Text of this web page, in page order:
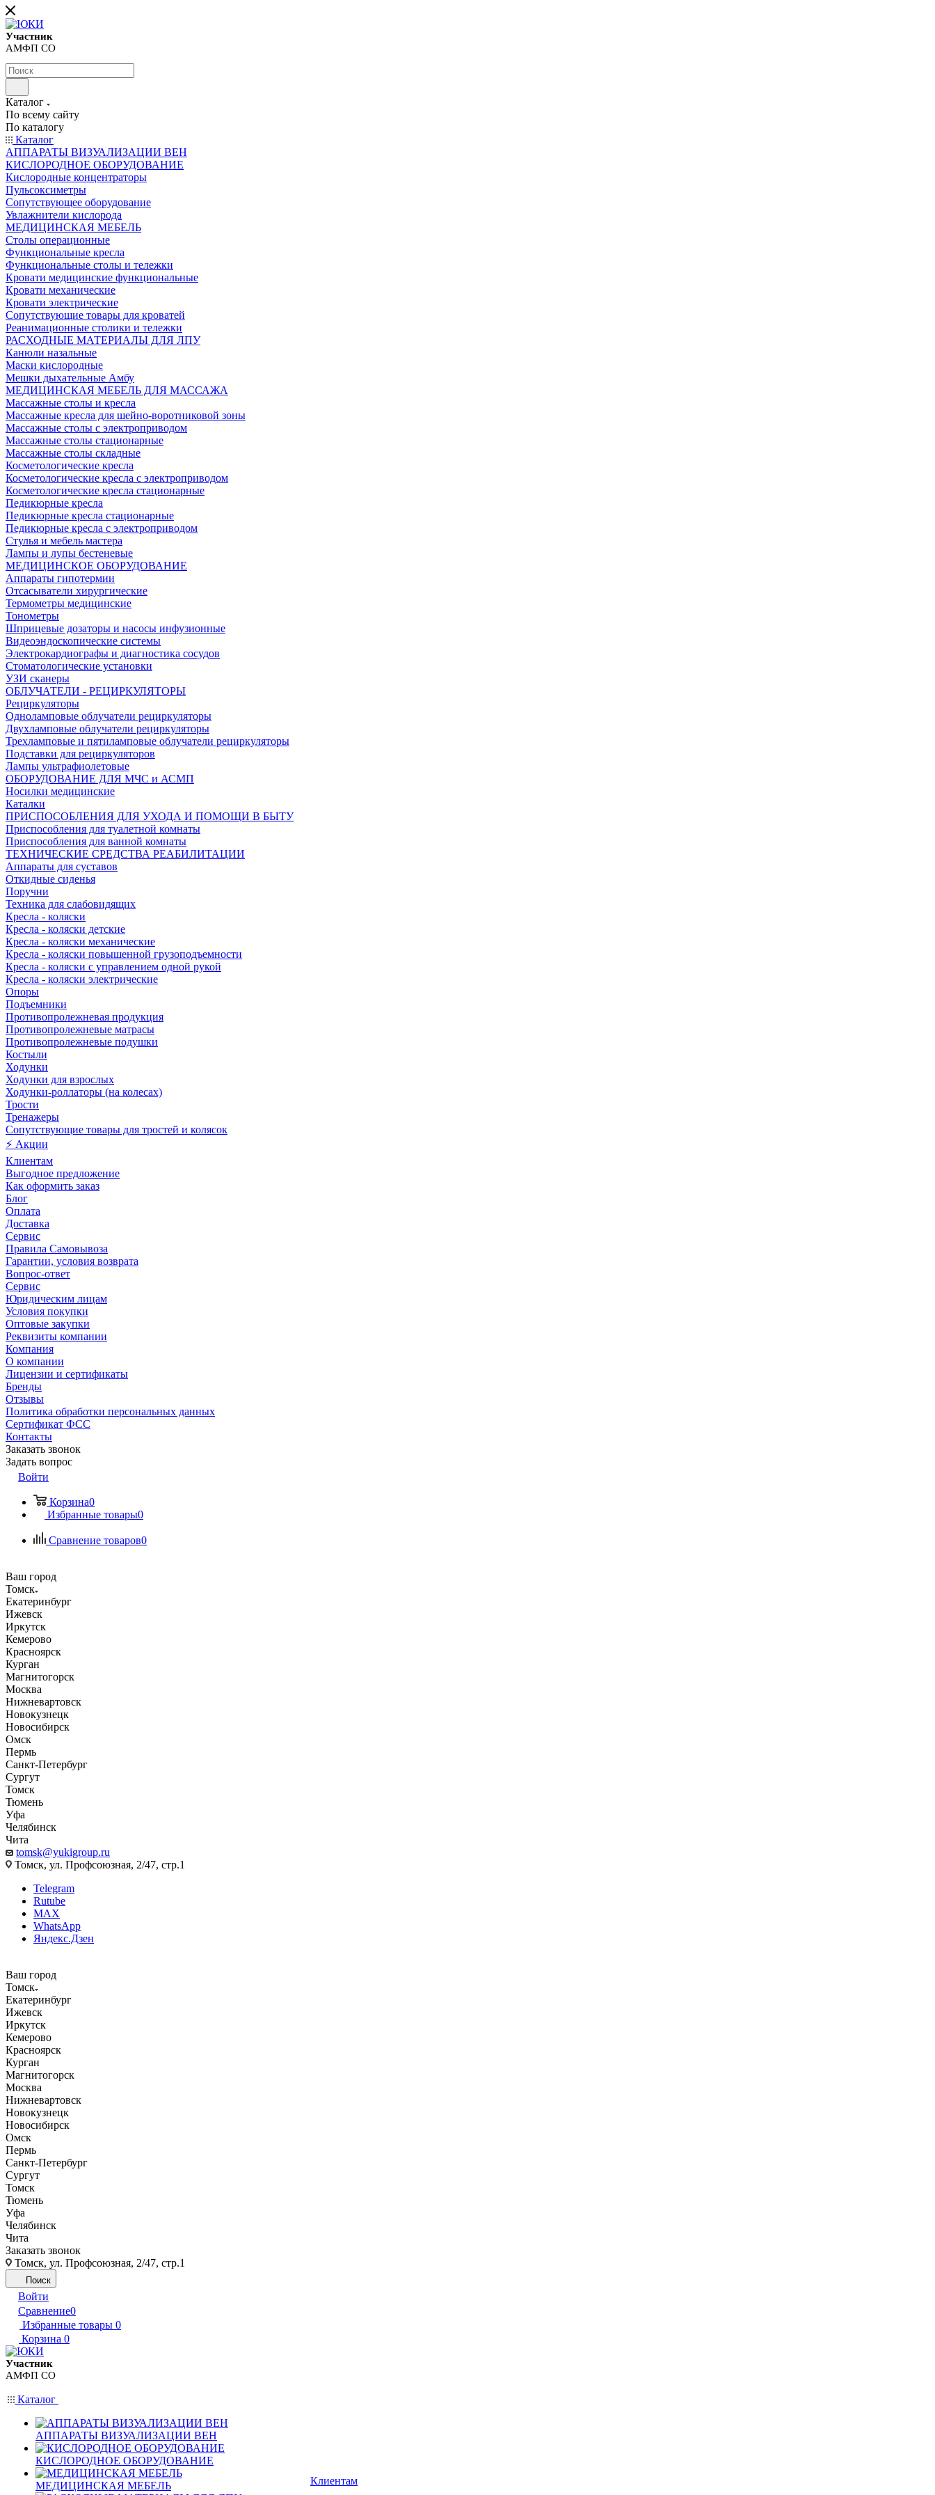
Участник
АМФП СО
Каталог
По всему сайту
По каталогу
Каталог
АППАРАТЫ ВИЗУАЛИЗАЦИИ ВЕН
КИСЛОРОДНОЕ ОБОРУДОВАНИЕ
Кислородные концентраторы
Пульсоксиметры
Сопутствующее оборудование
Увлажнители кислорода
МЕДИЦИНСКАЯ МЕБЕЛЬ
Столы операционные
Функциональные кресла
Функциональные столы и тележки
Кровати медицинские функциональные
Кровати механические
Кровати электрические
Сопутствующие товары для кроватей
Реанимационные столики и тележки
РАСХОДНЫЕ МАТЕРИАЛЫ ДЛЯ ЛПУ
Канюли назальные
Маски кислородные
Мешки дыхательные Амбу
МЕДИЦИНСКАЯ МЕБЕЛЬ ДЛЯ МАССАЖА
Массажные столы и кресла
Массажные кресла для шейно-воротниковой зоны
Массажные столы с электроприводом
Массажные столы стационарные
Массажные столы складные
Косметологические кресла
Косметологические кресла с электроприводом
Косметологические кресла стационарные
Педикюрные кресла
Педикюрные кресла стационарные
Педикюрные кресла с электроприводом
Стулья и мебель мастера
Лампы и лупы бестеневые
МЕДИЦИНСКОЕ ОБОРУДОВАНИЕ
Аппараты гипотермии
Отсасыватели хирургические
Термометры медицинские
Тонометры
Шприцевые дозаторы и насосы инфузионные
Видеоэндоскопические системы
Электрокардиографы и диагностика сосудов
Стоматологические установки
УЗИ сканеры
ОБЛУЧАТЕЛИ - РЕЦИРКУЛЯТОРЫ
Рециркуляторы
Одноламповые облучатели рециркуляторы
Двухламповые облучатели рециркуляторы
Трехламповые и пятиламповые облучатели рециркуляторы
Подставки для рециркуляторов
Лампы ультрафиолетовые
ОБОРУДОВАНИЕ ДЛЯ МЧС и АСМП
Носилки медицинские
Каталки
ПРИСПОСОБЛЕНИЯ ДЛЯ УХОДА И ПОМОЩИ В БЫТУ
Приспособления для туалетной комнаты
Приспособления для ванной комнаты
ТЕХНИЧЕСКИЕ СРЕДСТВА РЕАБИЛИТАЦИИ
Аппараты для суставов
Откидные сиденья
Поручни
Техника для слабовидящих
Кресла - коляски
Кресла - коляски детские
Кресла - коляски механические
Кресла - коляски повышенной грузоподъемности
Кресла - коляски с управлением одной рукой
Кресла - коляски электрические
Опоры
Подъемники
Противопролежневая продукция
Противопролежневые матрасы
Противопролежневые подушки
Костыли
Ходунки
Ходунки для взрослых
Ходунки-роллаторы (на колесах)
Трости
Тренажеры
Сопутствующие товары для тростей и колясок
⚡ Акции
Клиентам
Выгодное предложение
Как оформить заказ
Блог
Оплата
Доставка
Сервис
Правила Самовывоза
Гарантии, условия возврата
Вопрос-ответ
Сервис
Юридическим лицам
Условия покупки
Оптовые закупки
Реквизиты компании
Компания
О компании
Лицензии и сертификаты
Бренды
Отзывы
Политика обработки персональных данных
Сертификат ФСС
Контакты
Заказать звонок
Задать вопрос
Войти
Корзина0
Избранные товары0
Сравнение товаров0
Ваш город
Томск
Екатеринбург
Ижевск
Иркутск
Кемерово
Красноярск
Курган
Магнитогорск
Москва
Нижневартовск
Новокузнецк
Новосибирск
Омск
Пермь
Санкт-Петербург
Сургут
Томск
Тюмень
Уфа
Челябинск
Чита
tomsk@yukigroup.ru
Томск, ул. Профсоюзная, 2/47, стр.1
Telegram
Rutube
MAX
WhatsApp
Яндекс.Дзен
Ваш город
Томск
Екатеринбург
Ижевск
Иркутск
Кемерово
Красноярск
Курган
Магнитогорск
Москва
Нижневартовск
Новокузнецк
Новосибирск
Омск
Пермь
Санкт-Петербург
Сургут
Томск
Тюмень
Уфа
Челябинск
Чита
Заказать звонок
Томск, ул. Профсоюзная, 2/47, стр.1
Поиск
Войти
Сравнение0
Избранные товары 0
Корзина 0
Участник
АМФП СО
Каталог
АППАРАТЫ ВИЗУАЛИЗАЦИИ ВЕН
КИСЛОРОДНОЕ ОБОРУДОВАНИЕ
МЕДИЦИНСКАЯ МЕБЕЛЬ Клиентам